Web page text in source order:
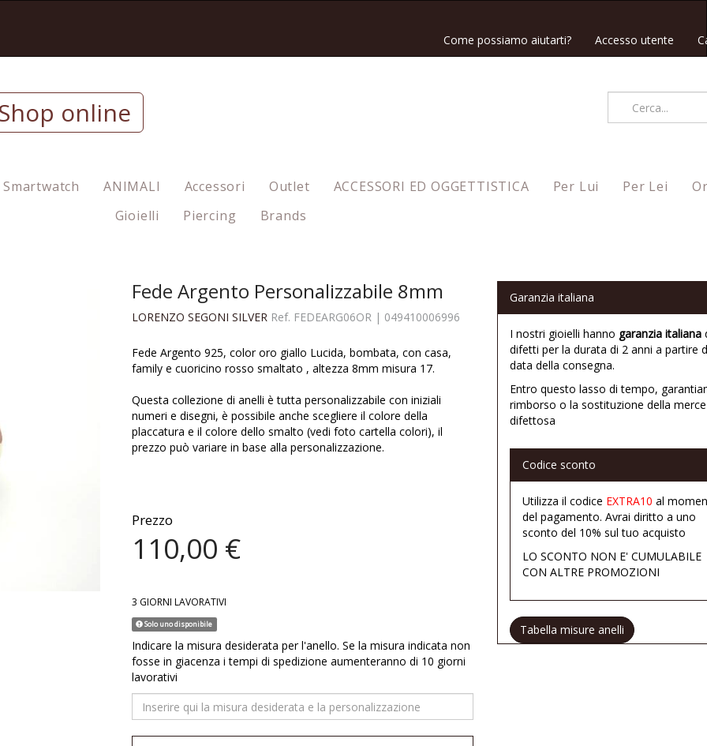
Accesso utente
Come possiamo aiutarti?
online
Smartwatch ANIMALI Accessori Outlet ACCESSORI ED OGGETTISTICA Per Lui Per Lei
Gioielli
Piercing Brands
Fede Argento Personalizzabile 8mm
LORENZO SEGONI SILVER Ref. FEDEARG06OR | 049410006996
Fede Argento 925, color oro giallo Lucida, bombata, con casa,
family e cuoricino rosso smaltato , altezza 8mm misura 17.
Questa collezione di anelli è tutta personalizzabile con iniziali
numeri e disegni, è possibile anche scegliere il colore della
placcatura e il colore dello smalto (vedi foto cartella colori), il
prezzo può variare in base alla personalizzazione.
Prezzo
110,00 €
3 GIORNI LAVORATIVI
Solo uno disponibile
Indicare la misura desiderata per l'anello. Se la misura indicata non
fosse in giacenza i tempi di spedizione aumenteranno di 10 giorni
lavorativi
Garanzia italiana
I nostri gioielli hanno garanzia italiana
difetti per la durata di 2 anni a partire
data della consegna.
Entro questo lasso di tempo,
rimborso o la sostituzione della merce
difettosa
Codice sconto
Utilizza il codice EXTRA10 al
del pagamento. Avrai diritto a uno
sconto del 10% sul tuo acquisto
LO SCONTO NON E' CUMULABILE
CON ALTRE PROMOZIONI
Tabella misure anelli